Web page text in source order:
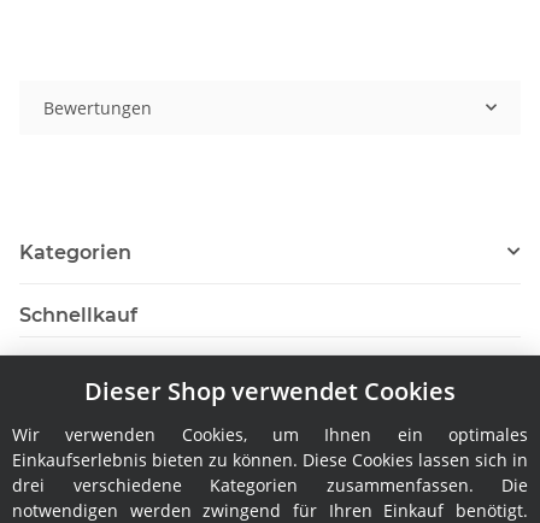
Bewertungen
Kategorien
Schnellkauf
Hersteller
Dieser Shop verwendet Cookies
Wir verwenden Cookies, um Ihnen ein optimales
Einkaufserlebnis bieten zu können. Diese Cookies lassen sich in
drei verschiedene Kategorien zusammenfassen. Die
notwendigen werden zwingend für Ihren Einkauf benötigt.